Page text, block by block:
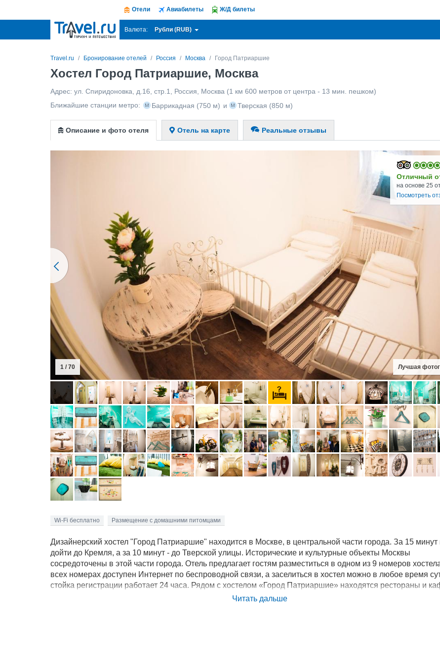
Отели Авиабилеты Ж/Д билеты
Валюта: Рубли (RUB)
Travel.ru Бронирование отелей Россия Москва Город Патриаршие
Хостел Город Патриаршие, Москва
Адрес: ул. Спиридоновка, д.16, стр.1 Россия Москва (1 км 600 метров от центра - 13 мин. пешком)
Ближайшие станции метро:
Баррикадная (750 м) и Тверская (850 м)
Описание и фото отеля Отель на карте Реальные отзывы
Отличный
на основе 25
Посмотреть
2 / 70
Wi-Fi бесплатно Размещение с домашними питомцами
Дизайнерский хостел "Город Патриаршие" находится в Москве, в центральной части города. За 15
дойти до Кремля, а за 10 минут - до Тверской улицы. Исторические и культурные объекты Москвы
сосредоточены в этой части города. Отель предлагает гостям разместиться в одном из 9 номеров
всех номерах доступен Интернет по беспроводной связи, а заселиться в хостел можно в любое время
стойка регистрации работает 24 часа. Рядом с хостелом «Город Патриаршие» находятся рестораны и
любой вкус. Постояльцы могут бесплатно воспользоваться утюгом, вызвать такси, взять в аренду
Читать дальше